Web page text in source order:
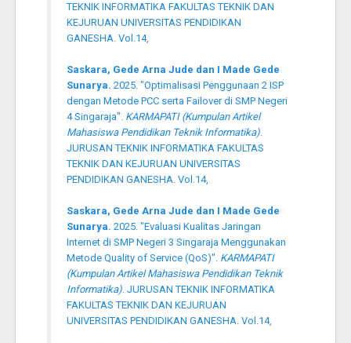
TEKNIK INFORMATIKA FAKULTAS TEKNIK DAN
KEJURUAN UNIVERSITAS PENDIDIKAN
GANESHA. Vol.14,
Saskara, Gede Arna Jude dan I Made Gede
Sunarya. 2025. "Optimalisasi Penggunaan 2 ISP
dengan Metode PCC serta Failover di SMP Negeri
4 Singaraja". KARMAPATI (Kumpulan Artikel
Mahasiswa Pendidikan Teknik Informatika).
JURUSAN TEKNIK INFORMATIKA FAKULTAS
TEKNIK DAN KEJURUAN UNIVERSITAS
PENDIDIKAN GANESHA. Vol.14,
Saskara, Gede Arna Jude dan I Made Gede
Sunarya. 2025. "Evaluasi Kualitas Jaringan
Internet di SMP Negeri 3 Singaraja Menggunakan
Metode Quality of Service (QoS)". KARMAPATI
(Kumpulan Artikel Mahasiswa Pendidikan Teknik
Informatika). JURUSAN TEKNIK INFORMATIKA
FAKULTAS TEKNIK DAN KEJURUAN
UNIVERSITAS PENDIDIKAN GANESHA. Vol.14,